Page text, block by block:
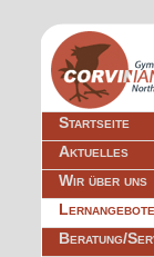
Navigation
überspringen
Startseite
Aktuelles
Wir über uns
Lernangebote
Beratung/